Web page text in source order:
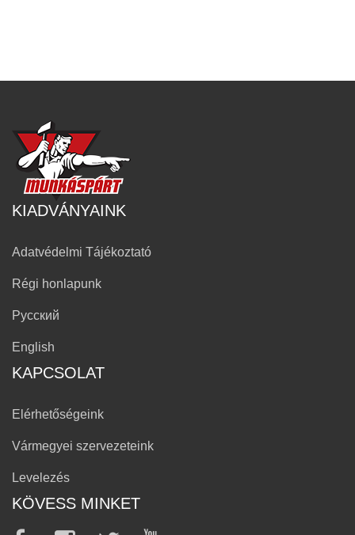
KIADVÁNYAINK
Adatvédelmi Tájékoztató
Régi honlapunk
Русский
English
KAPCSOLAT
Elérhetőségeink
Vármegyei szervezeteink
Levelezés
KÖVESS MINKET